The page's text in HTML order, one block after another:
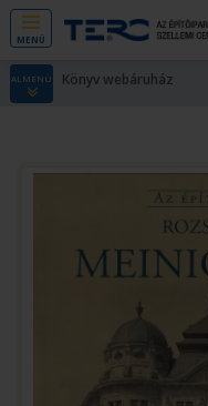
MENÜ
ALMENÜ Könyv webáruház